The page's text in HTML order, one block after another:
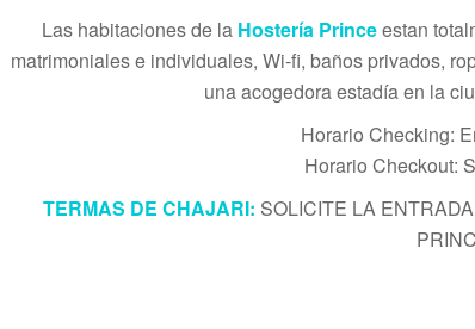
Las habitaciones de la Hostería Princeestan
matrimoniales e individuales, Wi-fi, baños privados,
una acogedora estadía en la
Horario Checking:
Horario Checkout:
TERMAS DE CHAJARI: SOLICITE LA